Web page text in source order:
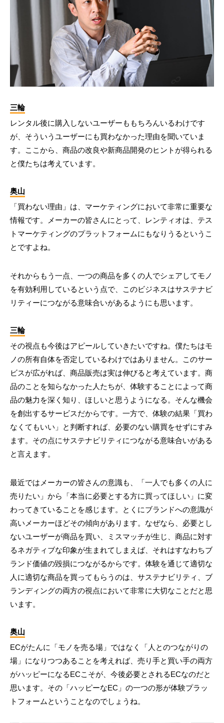
三輪
レンタル後に購入しないユーザーももちろんいるわけです
が、そういうユーザーにも買わなかった理由を聞いていま
す。ここから、商品の改良や新商品開発のヒントが得られる
と僕たちは考えています。
奥山
「買わない理由」は、マーケティングにおいて非常に重要な
情報です。メーカーの皆さんにとって、レンティオは、テス
トマーケティングのプラットフォームにもなりうるというこ
とですよね。
それからもう一点、一つの商品を多くの人でシェアしてモノ
を有効利用しているという点で、このビジネスはサステナビ
リティーにつながる意味合いがあるようにも思います。
三輪
その視点も今後はアピールしていきたいですね。僕たちはモ
ノの所有自体を否定しているわけではありません。このサー
ビスが広がれば、商品販売は実は伸びると考えています。商
品のことを知らなかった人たちが、体験することによって商
品の魅力を深く知り、ほしいと思うようになる。そんな機会
を創出するサービスだからです。一方で、体験の結果「買わ
なくてもいい」と判断すれば、必要のない購買をせずにすみ
ます。その点にサステナビリティにつながる意味合いがある
と言えます。
最近ではメーカーの皆さんの意識も、「一人でも多くの人に
売りたい」から「本当に必要とする方に買ってほしい」に変
わってきていることを感じます。とくにブランドへの意識が
高いメーカーほどその傾向があります。なぜなら、必要とし
ないユーザーが商品を買い、ミスマッチが生じ、商品に対す
るネガティブな印象が生まれてしまえば、それはすなわちブ
ランド価値の毀損につながるからです。体験を通じて適切な
人に適切な商品を買ってもらうのは、サステナビリティ、ブ
ランディングの両方の視点において非常に大切なことだと思
います。
奥山
ECがたんに「モノを売る場」ではなく「人とのつながりの
場」になりつつあることを考えれば、売り手と買い手の両方
がハッピーになるECこそが、今後必要とされるECなのだと
思います。その「ハッピーなEC」の一つの形が体験プラッ
トフォームということなのでしょうね。